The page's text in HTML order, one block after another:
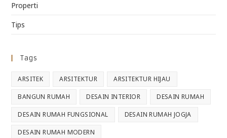
Properti
Tips
Tags
ARSITEK ARSITEKTUR ARSITEKTUR HIJAU
BANGUN RUMAH DESAIN INTERIOR DESAIN RUMAH
DESAIN RUMAH FUNGSIONAL DESAIN RUMAH JOGJA
DESAIN RUMAH MODERN